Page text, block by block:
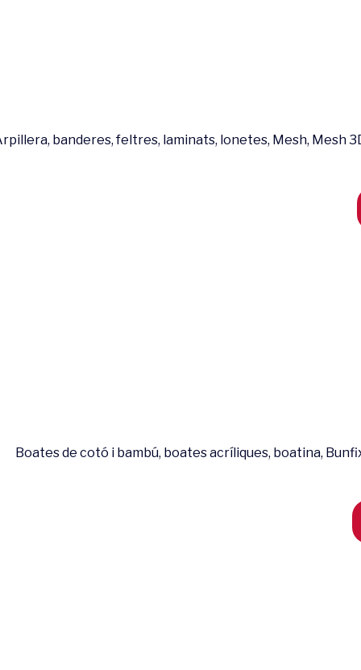
banderes, feltres, laminats, lonetes, Mesh, Mesh
Boates de cotó i bambú, boates acríliques, boatina,